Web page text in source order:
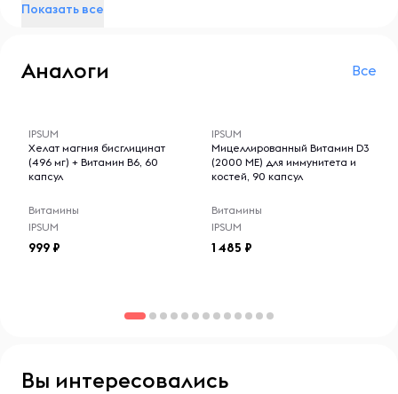
Показать все
Аналоги Все
IPSUM
Хелат магния бисглицинат
(496 мг) + Витамин B6, 60
капсул
Витамины
IPSUM
999
IPSUM
Мицеллированный Витамин D3
(2000 МЕ) для иммунитета и
костей, 90 капсул
Витамины
IPSUM
1 485
Вы интересовались